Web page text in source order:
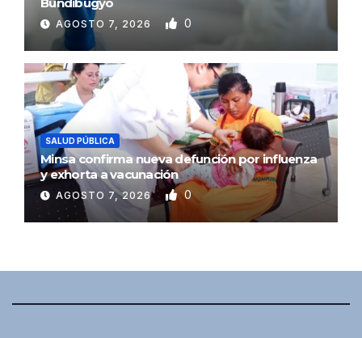
AGOSTO 7, 2026 0
SALUD PÚBLICA
Minsa confirma nueva defunción por influenza
y exhorta a vacunación
AGOSTO 7, 2026 0